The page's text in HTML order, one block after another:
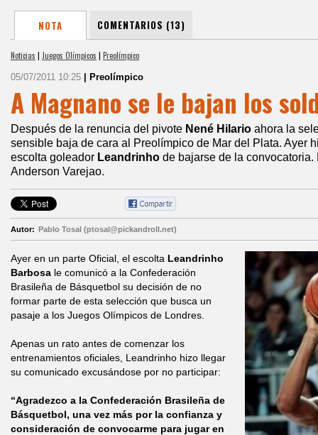
NOTA COMENTARIOS (13)
Noticias | Juegos Olímpicos | Preolímpico
05/07/2011 10:25 | Preolímpico
A Magnano se le bajan los
Después de la renuncia del pivote Nené Hilario ahora la
sensible baja de cara al Preolímpico de Mar del Plata. Ayer
escolta goleador Leandrinho de bajarse de la
Anderson Varejao.
Autor: Pablo Tosal (ptosal@pickandroll.net)
Ayer en un parte Oficial, el escolta Leandrinho
Barbosa le comunicó a la Confederación
Brasileña de Básquetbol su decisión de no
formar parte de esta selección que busca un
pasaje a los Juegos Olímpicos de Londres.
Apenas un rato antes de comenzar los
entrenamientos oficiales, Leandrinho hizo llegar
su comunicado excusándose por no participar:
“Agradezco a la Confederación Brasileña de
Básquetbol, una vez más por la confianza y
consideración de convocarme para jugar en